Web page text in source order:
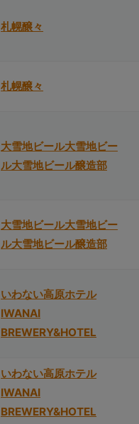
札幌醸々
札幌醸々
⼤雪地ビール⼤雪地ビー
ル⼤雪地ビール醸造部
⼤雪地ビール⼤雪地ビー
ル⼤雪地ビール醸造部
いわない高原ホテル
IWANAI
BREWERY&HOTEL
いわない高原ホテル
IWANAI
BREWERY&HOTEL